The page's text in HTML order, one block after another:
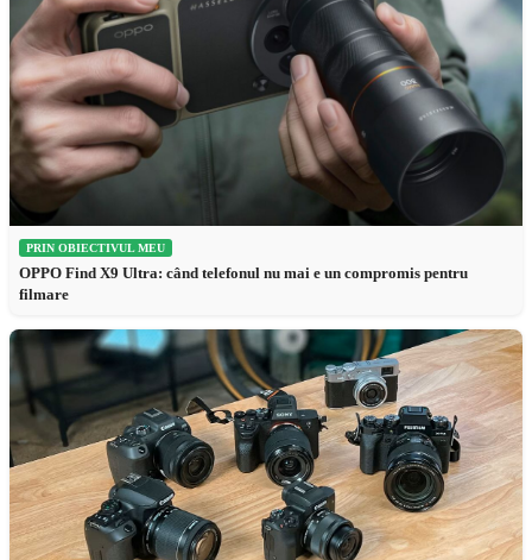
PRIN OBIECTIVUL MEU
OPPO Find X9 Ultra: când telefonul nu mai e un compromis pentru
filmare